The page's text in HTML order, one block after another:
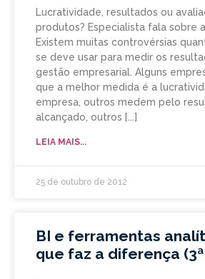
Lucratividade, resultados ou
produtos? Especialista fala sobre
Existem muitas controvérsias
se deve usar para medir os
gestão empresarial. Alguns
que a melhor medida é a
empresa, outros medem pelo
alcançado, outros
LEIA MAIS...
25 de outubro de 2012
BI e ferramentas
que faz a diferença